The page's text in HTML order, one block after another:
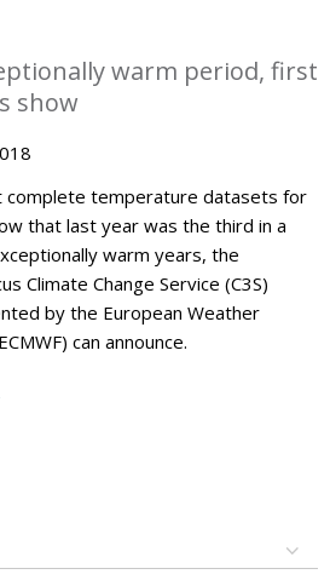
warm period, first
show
complete temperature datasets for
that last year was the third in a
warm years, the
Climate Change Service (C3S)
by the European Weather
can announce.